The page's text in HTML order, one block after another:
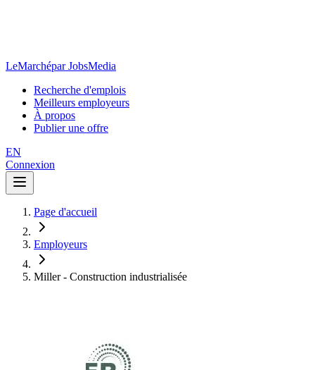
LeMarchépar JobsMedia
Recherche d'emplois
Meilleurs employeurs
À propos
Publier une offre
EN
Connexion
Page d'accueil
Employeurs
Miller - Construction industrialisée